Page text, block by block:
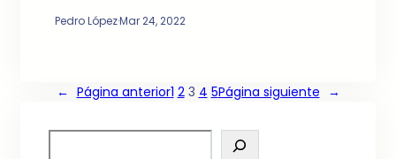
Pedro López·Mar 24, 2022
← Página anterior1 2 3 4 5Página siguiente →